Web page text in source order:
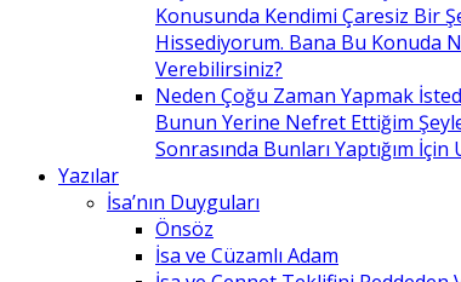
Konusunda Kendimi Çaresiz Bir
Hissediyorum. Bana Bu Konuda
Verebilirsiniz?
Neden Çoğu Zaman Yapmak
Bunun Yerine Nefret Ettiğim
Sonrasında Bunları Yaptığım
Yazılar
İsa’nın Duyguları
Önsöz
İsa ve Cüzamlı Adam